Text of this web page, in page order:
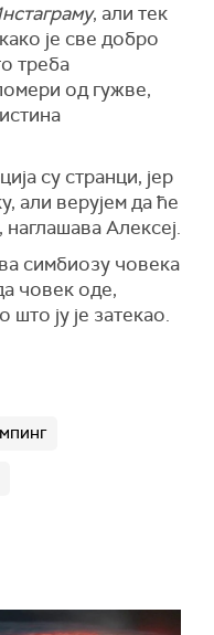
нстаграму, али тек
је све добро
треба
од гужве,
су странци, јер
али верујем да ће
наглашава Алексеј.
симбиозу човека
човек оде,
ју је затекао.